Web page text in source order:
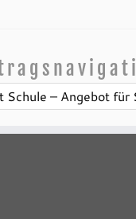
Schule – Angebot